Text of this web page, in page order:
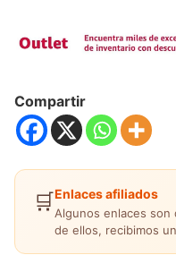
Compartir
🛒Enlaces afiliados
Algunos enlaces son
de ellos, recibimos